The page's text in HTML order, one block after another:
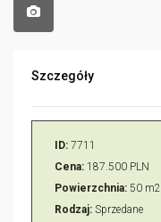
Szczegóły
ID: 7711
Cena: 187.500 PLN
Powierzchnia: 50 m2
Rodzaj: Sprzedane